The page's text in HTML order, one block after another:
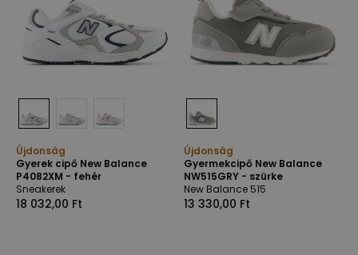
Újdonság
Gyerek cipő New Balance
P4082XM - fehér
Sneakerek
18 032,00 Ft
Újdonság
Gyermekcipő New Balance
NW515GRY - szürke
New Balance 515
13 330,00 Ft